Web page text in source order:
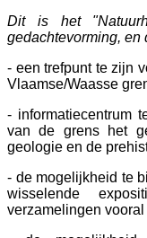
Dit is het
gedachtevorming, en
- een trefpunt te zijn
Vlaamse/Waasse
- informatiecentrum
van de grens het
geologie en de
- de mogelijkheid te
wisselende
verzamelingen vooral